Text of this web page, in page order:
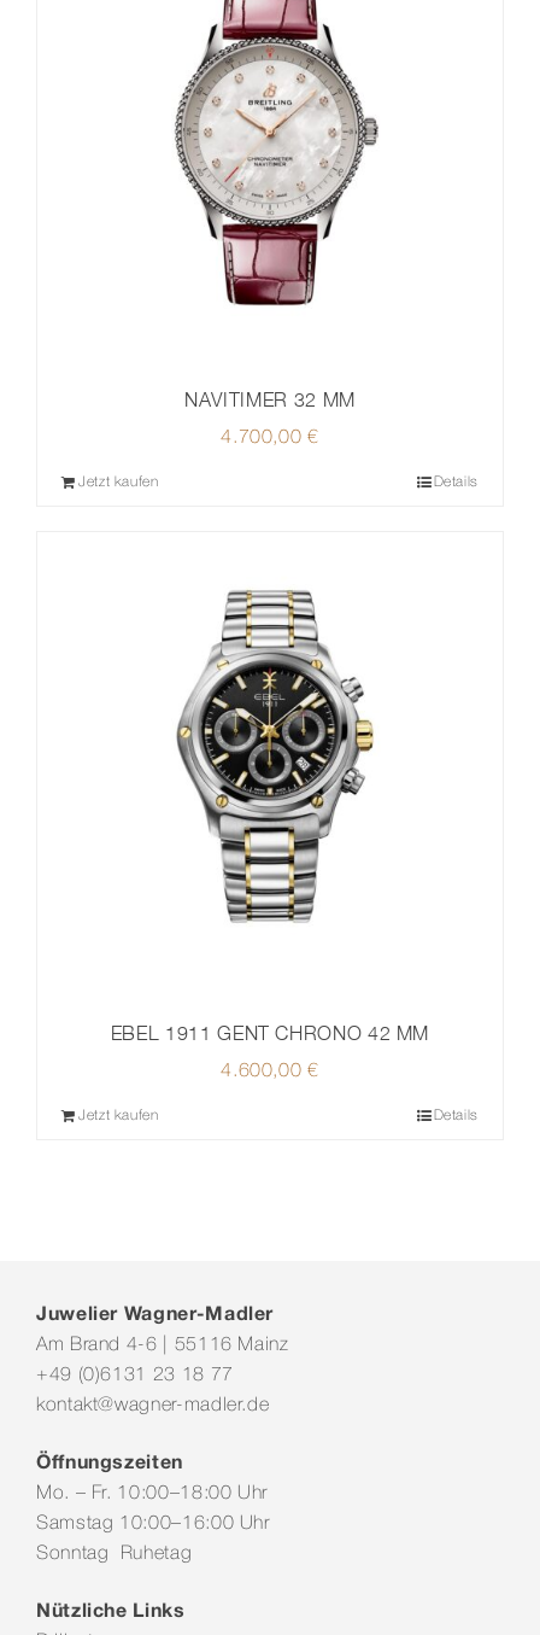
NAVITIMER 32 MM
4.700,00€
Jetzt kaufen Details
EBEL 1911 GENT CHRONO 42 MM
4.600,00€
Jetzt kaufen Details
Juwelier Wagner-Madler
Am Brand 4-6 | 55116 Mainz
+49 (0)6131 23 18 77
kontakt@wagner-madler.de
Öffnungszeiten
Mo. – Fr. 10:00–18:00 Uhr
Samstag 10:00–16:00 Uhr
Sonntag Ruhetag
Nützliche Links